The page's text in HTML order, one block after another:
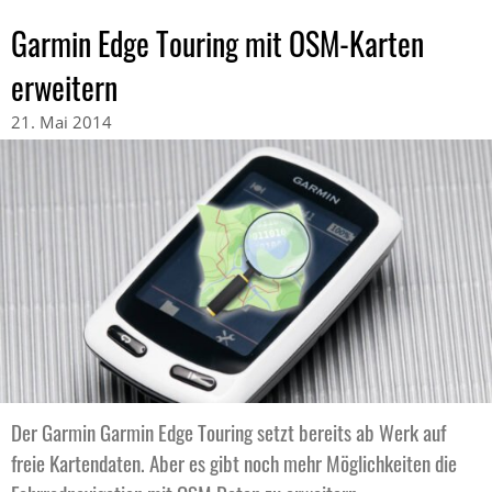
Garmin Edge Touring mit OSM-Karten
erweitern
21. Mai 2014
Der Garmin Garmin Edge Touring setzt bereits ab Werk auf
freie Kartendaten. Aber es gibt noch mehr Möglichkeiten die